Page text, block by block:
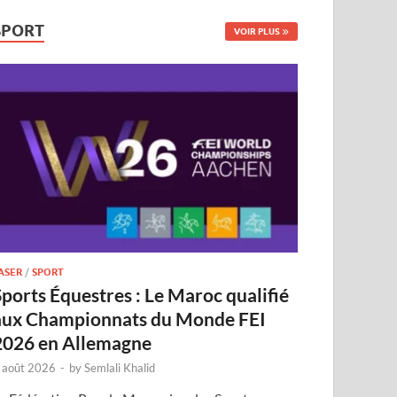
VOIR PLUS
/SPORT
Équestres : Le Maroc qualifié
Championnats du Monde FEI
en Allemagne
2026 - bySemlali Khalid